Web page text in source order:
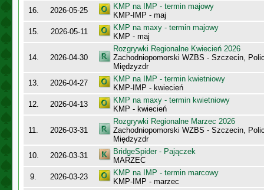
16.
2026-05-25
KMP na IMP - termin majowy
KMP-IMP - maj
15.
2026-05-11
KMP na maxy - termin majowy
KMP - maj
14. 2026-04-30
Rozgrywki Regionalne Kwiecień 2026
Zachodniopomorski WZBS - Szczecin,
Międzyzdr
13.
2026-04-27
KMP na IMP - termin kwietniowy
KMP-IMP - kwiecień
12.
2026-04-13
KMP na maxy - termin kwietniowy
KMP - kwiecień
11. 2026-03-31
Rozgrywki Regionalne Marzec 2026
Zachodniopomorski WZBS - Szczecin,
Międzyzdr
10.
2026-03-31
BridgeSpider - Pajączek
MARZEC
9.
2026-03-23
KMP na IMP - termin marcowy
KMP-IMP - marzec